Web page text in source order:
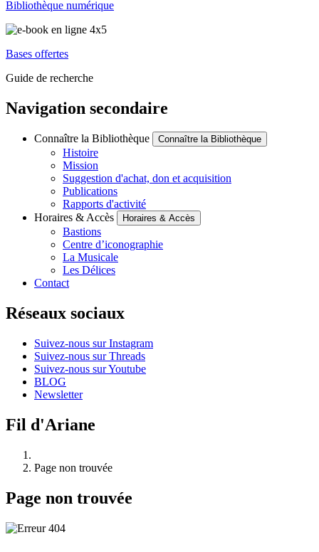
Bibliothèque numérique
Bases offertes
Guide de recherche
Navigation secondaire
Connaître la Bibliothèque Connaître la Bibliothèque
Histoire
Mission
Suggestion d'achat, don et acquisition
Publications
Rapports d'activité
Horaires & Accès
Horaires & Accès
Bastions
Centre d’iconographie
La Musicale
Les Délices
Contact
Réseaux sociaux
Suivez-nous sur Instagram
Suivez-nous sur Threads
Suivez-nous sur Youtube
BLOG
Newsletter
Fil d'Ariane
Page non trouvée
Page non trouvée